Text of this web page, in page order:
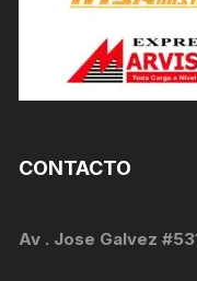
CONTACTO
Av . Jose Galvez